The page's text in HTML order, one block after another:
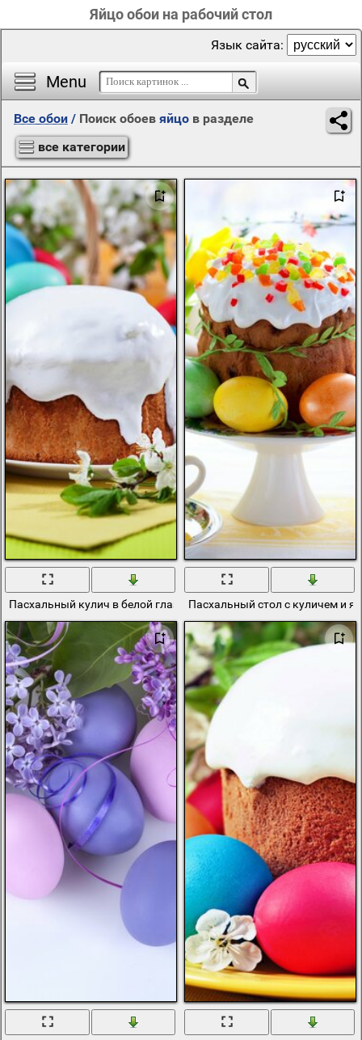
Яйцо обои на рабочий стол
Menu
Язык сайта:
Все обои / Поиск обоев яйцо в разделе
все категории
Пасхальный кулич в белой глазури с яйцамиПасхальный стол с куличем и